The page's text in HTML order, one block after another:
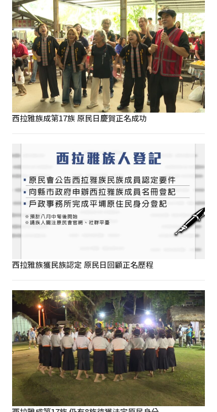
西拉雅族成第17族 原民日慶賀正名成功
西拉雅族獲民族認定 原民日回顧正名歷程